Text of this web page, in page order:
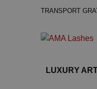
TRANSPORT
LUXURY